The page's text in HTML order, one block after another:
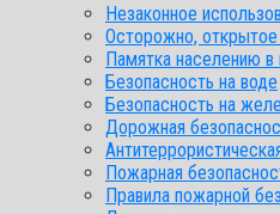
Незаконное
Осторожно,
Памятка населению в
Безопасность на воде
Безопасность на
Дорожная
Пожарная
Правила пожарной